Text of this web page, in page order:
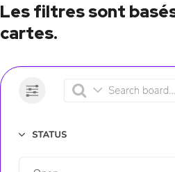
Les filtres sont
cartes.